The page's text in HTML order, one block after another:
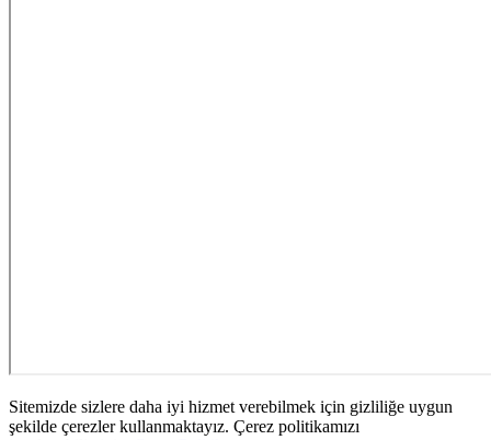
Sitemizde sizlere daha iyi hizmet verebilmek için gizliliğe uygun
şekilde çerezler kullanmaktayız. Çerez politikamızı